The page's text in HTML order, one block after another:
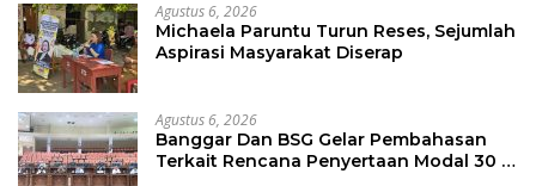
Agustus 6, 2026
Michaela Paruntu Turun Reses, Sejumlah
Aspirasi Masyarakat Diserap
Agustus 6, 2026
Banggar Dan BSG Gelar Pembahasan
Terkait Rencana Penyertaan Modal 30 M